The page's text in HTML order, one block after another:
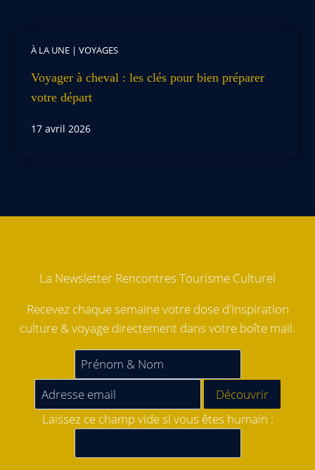
À LA UNE | VOYAGES
Voyager à cheval : les clés pour bien préparer
votre départ
17 avril 2026
La Newsletter Rencontres Tourisme Culturel
Recevez chaque semaine votre dose d'inspiration
culture & voyage directement dans votre boîte mail.
Laissez ce champ vide si vous êtes humain :